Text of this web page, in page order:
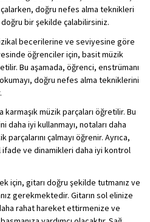
doğru nefes alma teknikleri
bir şekilde çalabilirsiniz.
becerilerine ve seviyesine göre
öğrenciler için, basit müzik
Bu aşamada, öğrenci, enstrümanı
doğru nefes alma tekniklerini
müzik parçaları öğretilir. Bu
daha iyi kullanmayı, notaları daha
parçalarını çalmayı öğrenir. Ayrıca,
ve dinamikleri daha iyi kontrol
için, gitarı doğru şekilde tutmanız ve
gerekmektedir. Gitarın sol elinize
rahat hareket ettirmenize ve